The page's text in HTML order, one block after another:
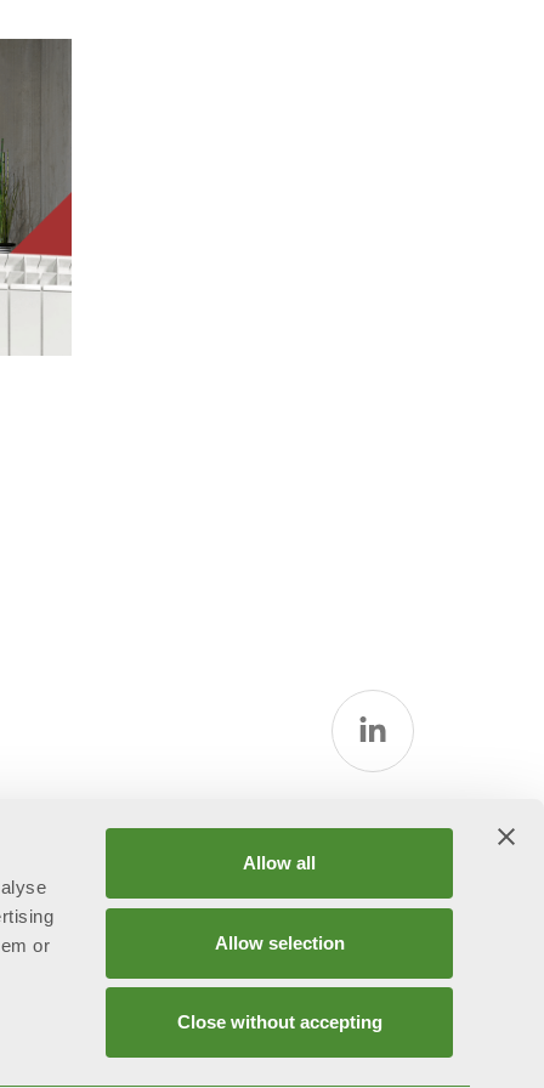
or
Allow all
Allow selection
Close without accepting